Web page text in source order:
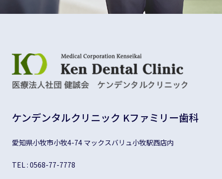
ケンデンタルクリニック Kファミリー歯科
愛知県小牧市小牧4-74 マックスバリュ小牧駅西店内
TEL : 0568-77-7778